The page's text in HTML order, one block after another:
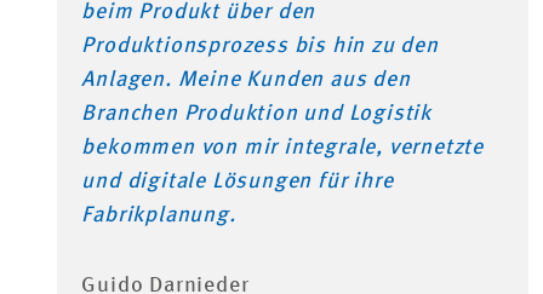
beim Produkt über den
Produktionsprozess bis hin zu den
Anlagen. Meine Kunden aus den
Branchen Produktion und Logistik
bekommen von mir integrale, vernetzte
und digitale Lösungen für ihre
Fabrikplanung.
Guido Darnieder